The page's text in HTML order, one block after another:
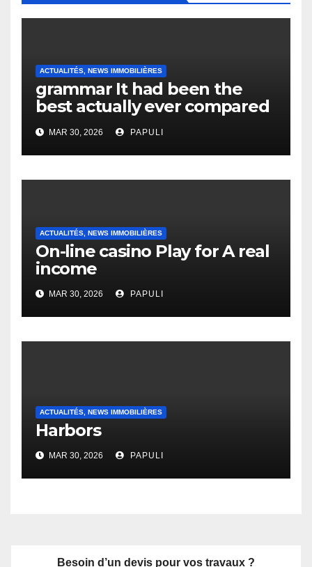
ACTUALITÉS, NEWS IMMOBILIÈRES
grammar It had been the
best actually ever compared
to it’s the top actually?
English Vocabulary Learners
Heap Change
MAR 30, 2026 PAPULI
ACTUALITÉS, NEWS IMMOBILIÈRES
On-line casino Play for A real
income
MAR 30, 2026 PAPULI
ACTUALITÉS, NEWS IMMOBILIÈRES
Harbors
MAR 30, 2026 PAPULI
Besoin d’un devis pour vos travaux ?